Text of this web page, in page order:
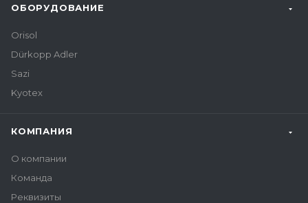
ОБОРУДОВАНИЕ
Orisol
Dürkopp Adler
Sazi
Kyotex
КОМПАНИЯ
О компании
Команда
Реквизиты